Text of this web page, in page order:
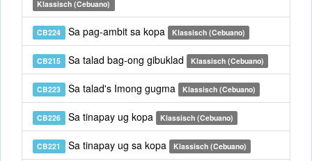
Klassisch (Cebuano)
CB224 Sa pag-ambit sa kopa Klassisch (Cebuano)
CB215 Sa talad bag-ong gibuklad Klassisch (Cebuano)
CB223 Sa talad's Imong gugma Klassisch (Cebuano)
CB226 Sa tinapay ug kopa Klassisch (Cebuano)
CB221 Sa tinapay ug sa kopa Klassisch (Cebuano)